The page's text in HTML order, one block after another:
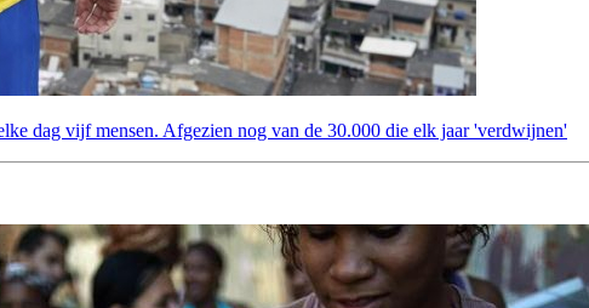
dag vijf mensen. Afgezien nog van de 30.000 die elk jaar 'verdwijnen'